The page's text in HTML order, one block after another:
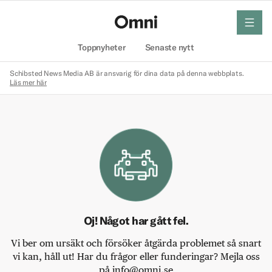
Toppnyheter Senaste nytt
meny
Schibsted News Media AB är ansvarig för dina data på denna webbplats.
Läs mer här
Oj! Något har gått fel.
Vi ber om ursäkt och försöker åtgärda problemet så snart
vi kan, håll ut! Har du frågor eller funderingar? Mejla oss